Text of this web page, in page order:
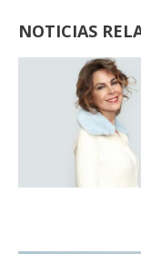
NOTICIAS